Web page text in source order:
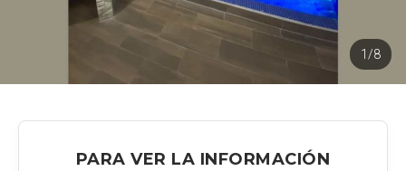
1/8
PARA VER LA INFORMACIÓN